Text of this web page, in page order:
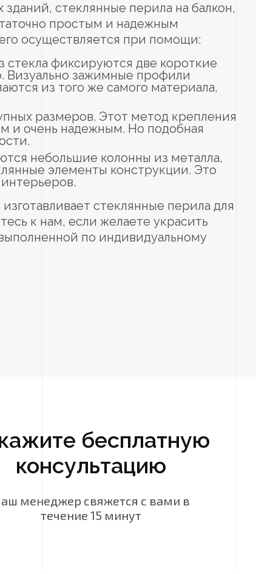
стеклянные перила на балкон,
простым и надежным
осуществляется при помощи:
фиксируются две короткие
Визуально зажимные профили
из того же самого материала,
размеров. Этот метод крепления
и очень надежным. Но подобная
небольшие колонны из металла,
элементы конструкции. Это
стеклянные перила для
к нам, если желаете украсить
по индивидуальному
бесплатную
консультацию
менеджер свяжется с вами в
течение 15 минут